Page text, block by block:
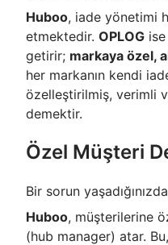
Huboo, iade yönetimi
etmektedir. OPLOG
getirir; markaya özel,
her markanın kendi
özelleştirilmiş, verimli
demektir.
Özel Müşteri
Bir sorun
Huboo, müşterilerine
(hub manager) atar.